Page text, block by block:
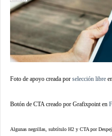
Foto de apoyo creada por selección libre
Botón de CTA creado por Grafixpoint en
Algunas negrillas, subtítulo H2 y CTA por